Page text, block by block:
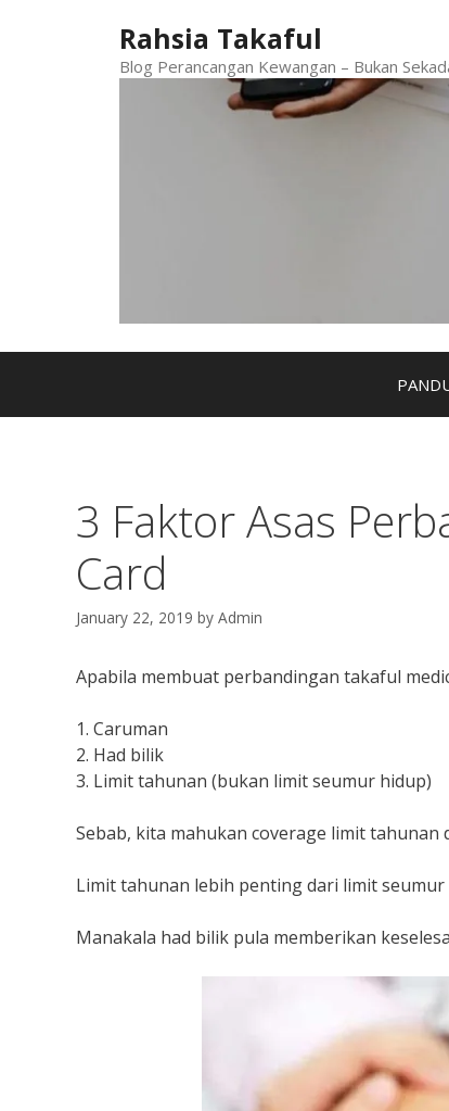
Rahsia Takaful
Blog Perancangan Kewangan – Bukan
3 Faktor Asas
Card
January 22, 2019 by Admin
Apabila membuat perbandingan takaful
1. Caruman
2. Had bilik
3. Limit tahunan (bukan limit seumur hidup)
Sebab, kita mahukan coverage limit
Limit tahunan lebih penting dari limit
Manakala had bilik pula memberikan